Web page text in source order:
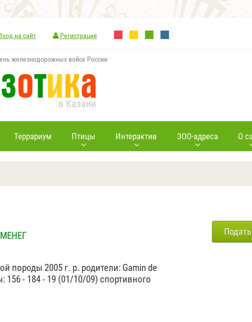
на сайт Регистрация
железнодорожных войск России
в Казани
Террариум Птицы Интерактив ЗОО-адреса О
Другие вопросы
Задать вопрос
МЕНЕГ
породы 2005 г. р. родители: Gamin de
- 184 - 19 (01/10/09) спортивного